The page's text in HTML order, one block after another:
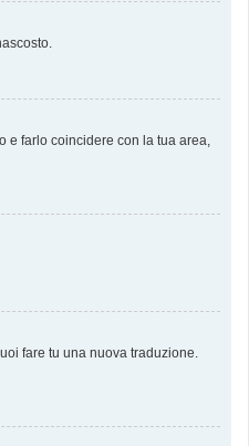
e farlo coincidere con la tua area,
fare tu una nuova traduzione.